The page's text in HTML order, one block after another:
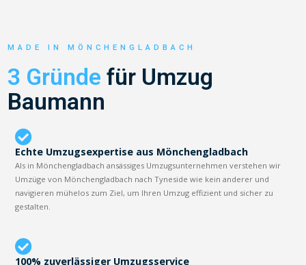
MADE IN MÖNCHENGLADBACH
3 Gründe für Umzug
Baumann
Echte Umzugsexpertise aus Mönchengladbach
Als in Mönchengladbach ansässiges Umzugsunternehmen verstehen wir
Umzüge von Mönchengladbach nach Tyneside wie kein anderer und
navigieren mühelos zum Ziel, um Ihren Umzug effizient und sicher zu
gestalten.
100% zuverlässiger Umzugsservice